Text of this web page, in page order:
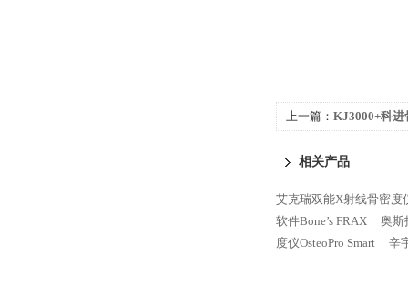
上一篇： KJ3000+科进
相关产品
艾克瑞双能X射线骨密度
软件Bone’s FRAX
奥斯
度仪OsteoPro Smart
辛